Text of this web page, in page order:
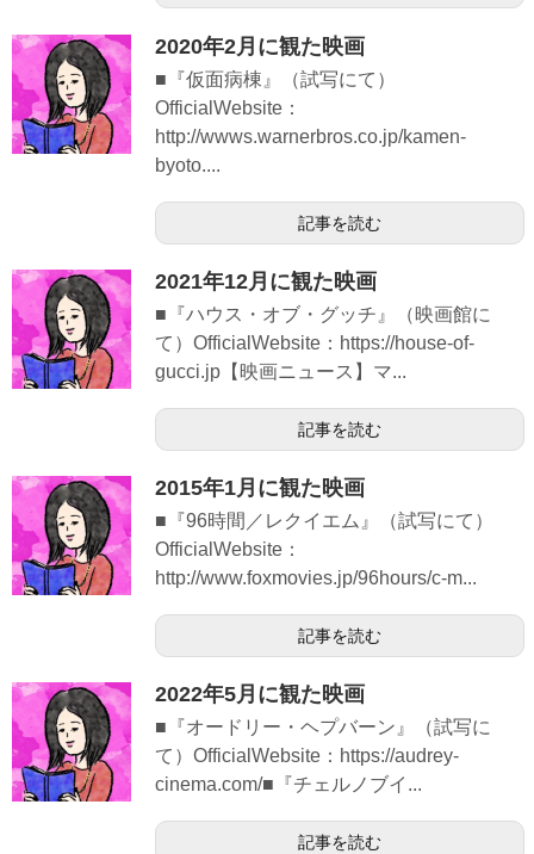
2020年2月に観た映画
■『仮面病棟』（試写にて）
OfficialWebsite：
http://wwws.warnerbros.co.jp/kamen-
byoto....
記事を読む
2021年12月に観た映画
■『ハウス・オブ・グッチ』（映画館に
て）OfficialWebsite：https://house-of-
gucci.jp【映画ニュース】マ...
記事を読む
2015年1月に観た映画
■『96時間／レクイエム』（試写にて）
OfficialWebsite：
http://www.foxmovies.jp/96hours/c-m...
記事を読む
2022年5月に観た映画
■『オードリー・ヘプバーン』（試写に
て）OfficialWebsite：https://audrey-
cinema.com/■『チェルノブイ...
記事を読む